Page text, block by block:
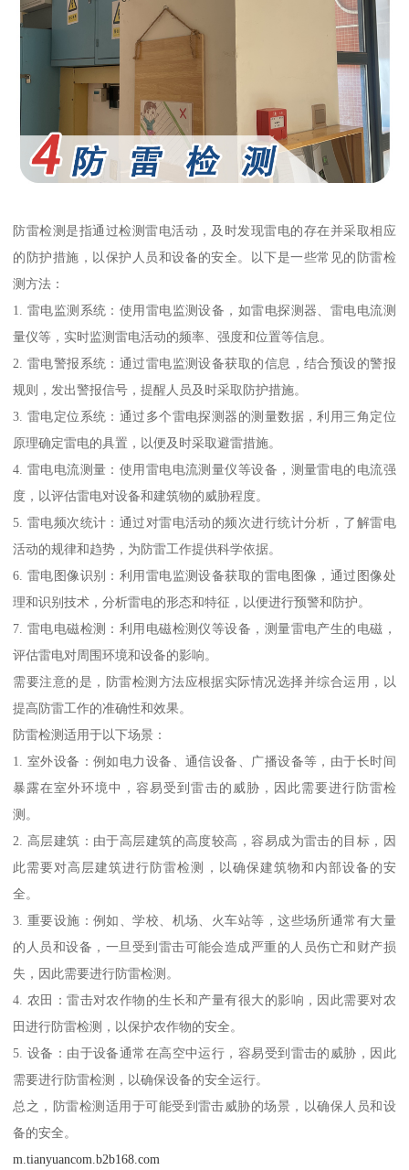
防雷检测是指通过检测雷电活动，及时发现雷电的存在并采取相应
的防护措施，以保护人员和设备的安全。以下是一些常见的防雷检
测方法：
1. 雷电监测系统：使用雷电监测设备，如雷电探测器、雷电电流测
量仪等，实时监测雷电活动的频率、强度和位置等信息。
2. 雷电警报系统：通过雷电监测设备获取的信息，结合预设的警报
规则，发出警报信号，提醒人员及时采取防护措施。
3. 雷电定位系统：通过多个雷电探测器的测量数据，利用三角定位
原理确定雷电的具置，以便及时采取避雷措施。
4. 雷电电流测量：使用雷电电流测量仪等设备，测量雷电的电流强
度，以评估雷电对设备和建筑物的威胁程度。
5. 雷电频次统计：通过对雷电活动的频次进行统计分析，了解雷电
活动的规律和趋势，为防雷工作提供科学依据。
6. 雷电图像识别：利用雷电监测设备获取的雷电图像，通过图像处
理和识别技术，分析雷电的形态和特征，以便进行预警和防护。
7. 雷电电磁检测：利用电磁检测仪等设备，测量雷电产生的电磁，
评估雷电对周围环境和设备的影响。
需要注意的是，防雷检测方法应根据实际情况选择并综合运用，以
提高防雷工作的准确性和效果。
防雷检测适用于以下场景：
1. 室外设备：例如电力设备、通信设备、广播设备等，由于长时间
暴露在室外环境中，容易受到雷击的威胁，因此需要进行防雷检
测。
2. 高层建筑：由于高层建筑的高度较高，容易成为雷击的目标，因
此需要对高层建筑进行防雷检测，以确保建筑物和内部设备的安
全。
3. 重要设施：例如、学校、机场、火车站等，这些场所通常有大量
的人员和设备，一旦受到雷击可能会造成严重的人员伤亡和财产损
失，因此需要进行防雷检测。
4. 农田：雷击对农作物的生长和产量有很大的影响，因此需要对农
田进行防雷检测，以保护农作物的安全。
5. 设备：由于设备通常在高空中运行，容易受到雷击的威胁，因此
需要进行防雷检测，以确保设备的安全运行。
总之，防雷检测适用于可能受到雷击威胁的场景，以确保人员和设
备的安全。
m.tianyuancom.b2b168.com